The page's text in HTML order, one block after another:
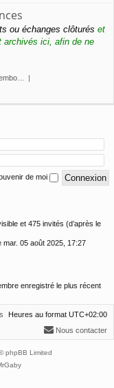
ou échanges clôturés et
archivés ici, afin de ne
de moi
et 475 invités (d’après le
mar. 05 août 2025, 17:27
enregistré le plus récent
Heures au format UTC+02:00
Nous contacter
phpBB Limited